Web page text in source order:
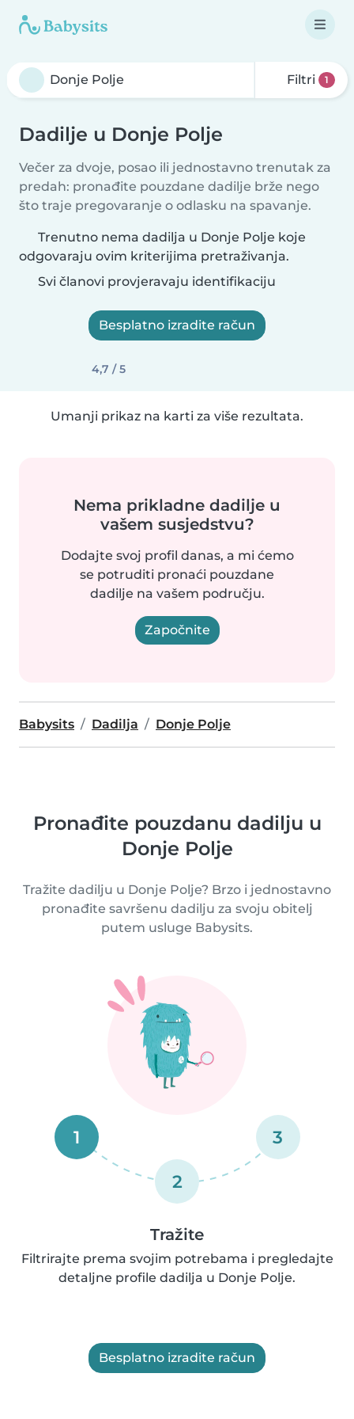
Filtri 1
Dadilje u Donje Polje
Večer za dvoje, posao ili jednostavno trenutak za
predah: pronađite pouzdane dadilje brže nego
što traje pregovaranje o odlasku na spavanje.
Trenutno nema dadilja u Donje Polje koje
odgovaraju ovim kriterijima pretraživanja.
Svi članovi provjeravaju identifikaciju
Besplatno izradite račun
4,7 / 5
Umanji prikaz na karti za više rezultata.
Nema prikladne dadilje u
vašem susjedstvu?
Dodajte svoj profil danas, a mi ćemo
se potruditi pronaći pouzdane
dadilje na vašem području.
Započnite
Babysits Dadilja Donje Polje
Pronađite pouzdanu dadilju u
Donje Polje
Tražite dadilju u Donje Polje? Brzo i jednostavno
pronađite savršenu dadilju za svoju obitelj
putem usluge Babysits.
1
2
3
Tražite
Filtrirajte prema svojim potrebama i pregledajte
detaljne profile dadilja u Donje Polje.
Besplatno izradite račun